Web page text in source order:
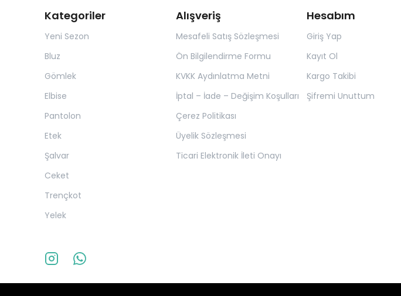
Kategoriler
Yeni Sezon
Bluz
Gömlek
Elbise
Pantolon
Etek
Şalvar
Ceket
Trençkot
Yelek
Alışveriş
Mesafeli Satış Sözleşmesi
Ön Bilgilendirme Formu
KVKK Aydınlatma Metni
İptal – İade – Değişim Koşulları
Çerez Politikası
Üyelik Sözleşmesi
Ticari Elektronik İleti Onayı
Hesabım
Giriş Yap
Kayıt Ol
Kargo Takibi
Şifremi Unuttum